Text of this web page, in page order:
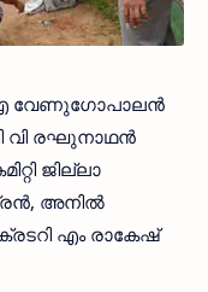
എ വേണുഗോപാലൻ
വി രഘുനാഥൻ
ജില്ലാ
അനിൽ
എം രാകേഷ്